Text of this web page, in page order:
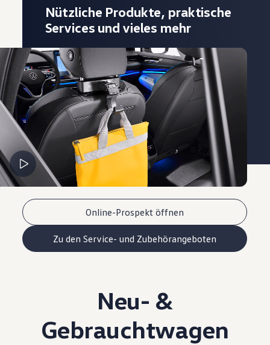
Online-Prospekt öffnen
Zu den Service- und Zubehörangeboten
Nützliche Produkte, praktische
Services und vieles mehr
Neu- &
Gebrauchtwagen